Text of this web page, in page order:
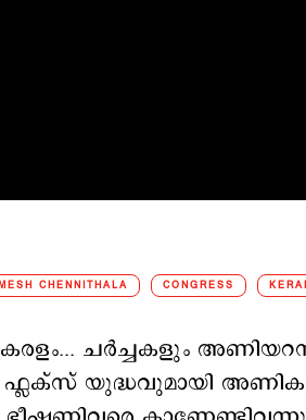
CHENNITHALA CONGRESS
ചര്‍ച്ചകളും
ഫ്ലക്സ് യുദ്ധവുമായി